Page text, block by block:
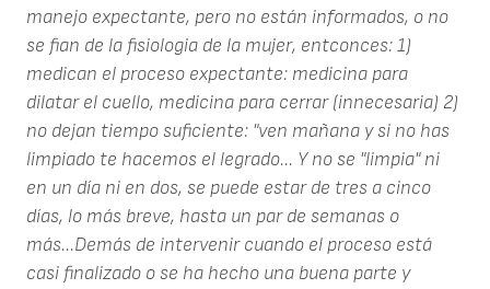
manejo expectante, pero no están informados, o no
se fian de la fisiologia de la mujer, entconces: 1)
medican el proceso expectante: medicina para
dilatar el cuello, medicina para cerrar (innecesaria) 2)
no dejan tiempo suficiente: "ven mañana y si no has
limpiado te hacemos el legrado... Y no se "limpia" ni
en un día ni en dos, se puede estar de tres a cinco
días, lo más breve, hasta un par de semanas o
más...Demás de intervenir cuando el proceso está
casi finalizado o se ha hecho una buena parte y